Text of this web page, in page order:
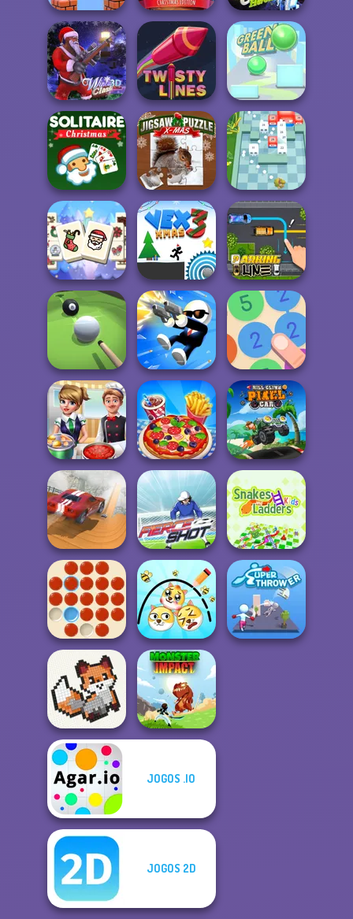
Parkour Block 3D
Mahjong at
Home -
Christmas Ed...
Moon Clash
Heroes
Winter Clash 3D Twisty Lines Green Ball
Solitaire Classic
Christmas
Jigsaw Puzzle
XMas
Break n Bounce
Mahjong
Christmas
Holiday
Vex 3 Xmas Parking Line
Pool Master 3D Shot Trigger Merge 13
Cooking Frenzy Cooking Live
Hill Climb Pixel
Car
City Driver:
Destroy Car
Fierce Shot
Snakes and
Ladders
Peg Solitaire
Draw 2 Save
Doge
Cross Stitch
JOGOS .IO
JOGOS 2D